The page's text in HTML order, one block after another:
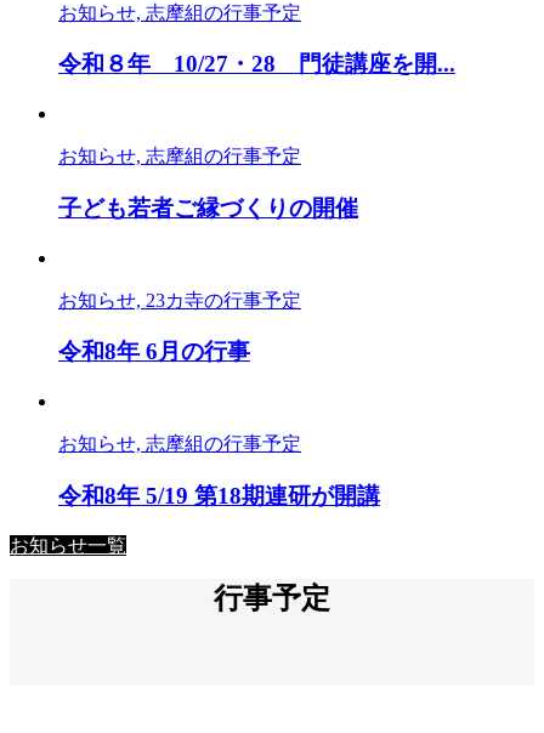
お知らせ, 志摩組の行事予定
令和８年 10/27・28 門徒講座を開...
お知らせ, 志摩組の行事予定
子ども若者ご縁づくりの開催
お知らせ, 23カ寺の行事予定
令和8年 6月の行事
お知らせ, 志摩組の行事予定
令和8年 5/19 第18期連研が開講
お知らせ一覧
行事予定